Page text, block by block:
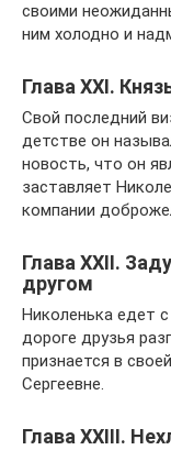
своими
ним холодно и
Глава XXI.
Свой последний
детстве он
новость, что он
заставляет
компании
Глава XXII.
другом
Николенька едет
дороге друзья
признается в
Сергеевне.
Глава XXIII.